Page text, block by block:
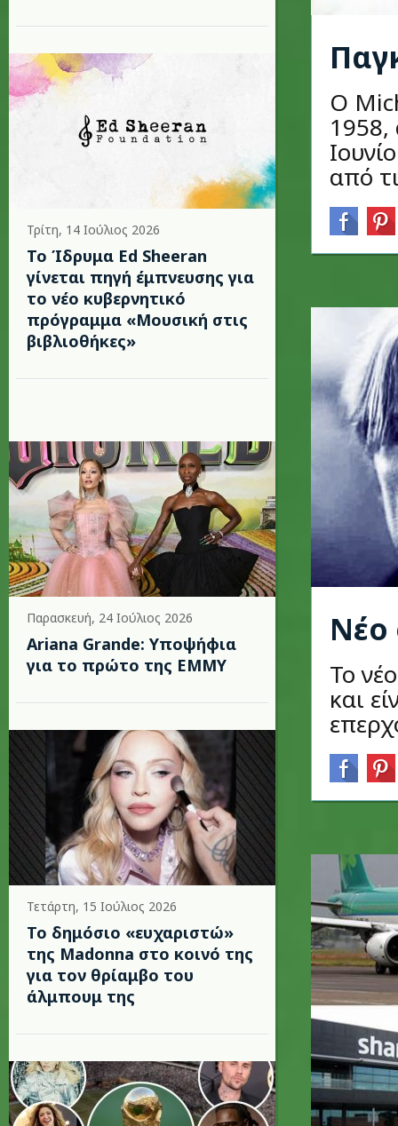
Τρίτη, 14 Ιούλιος 2026
Το Ίδρυμα Ed Sheeran
γίνεται πηγή έμπνευσης για
το νέο κυβερνητικό
πρόγραμμα «Μουσική στις
βιβλιοθήκες»
Παρασκευή, 24 Ιούλιος 2026
Ariana Grande: Υποψήφια
για το πρώτο της EMMY
Τετάρτη, 15 Ιούλιος 2026
Το δημόσιο «ευχαριστώ»
της Madonna στο κοινό της
για τον θρίαμβο του
άλμπουμ της
O
από
Νέο
Το
και